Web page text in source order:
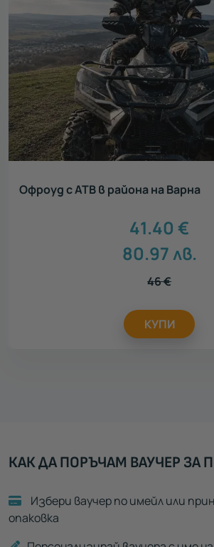
Офроуд с АТВ в района на Варна
41.40 €
80.97лв.
46€
КУПИ
КАК ДА ПОРЪЧАМ ВАУЧЕР ЗА
Избери ваучер по имейл или
опаковка